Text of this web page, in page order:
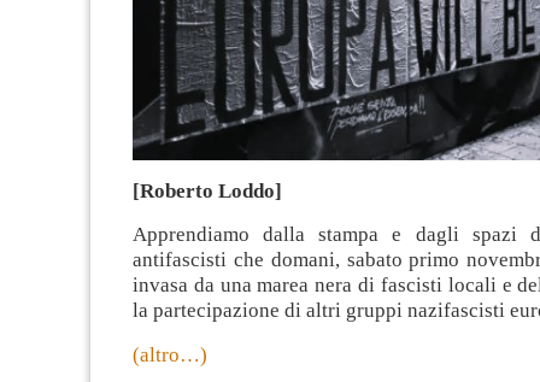
[Roberto Loddo]
Apprendiamo dalla stampa e dagli spazi
antifascisti che domani, sabato primo
invasa da una marea nera di fascisti locali e
la partecipazione di altri gruppi nazifascisti
(altro…)